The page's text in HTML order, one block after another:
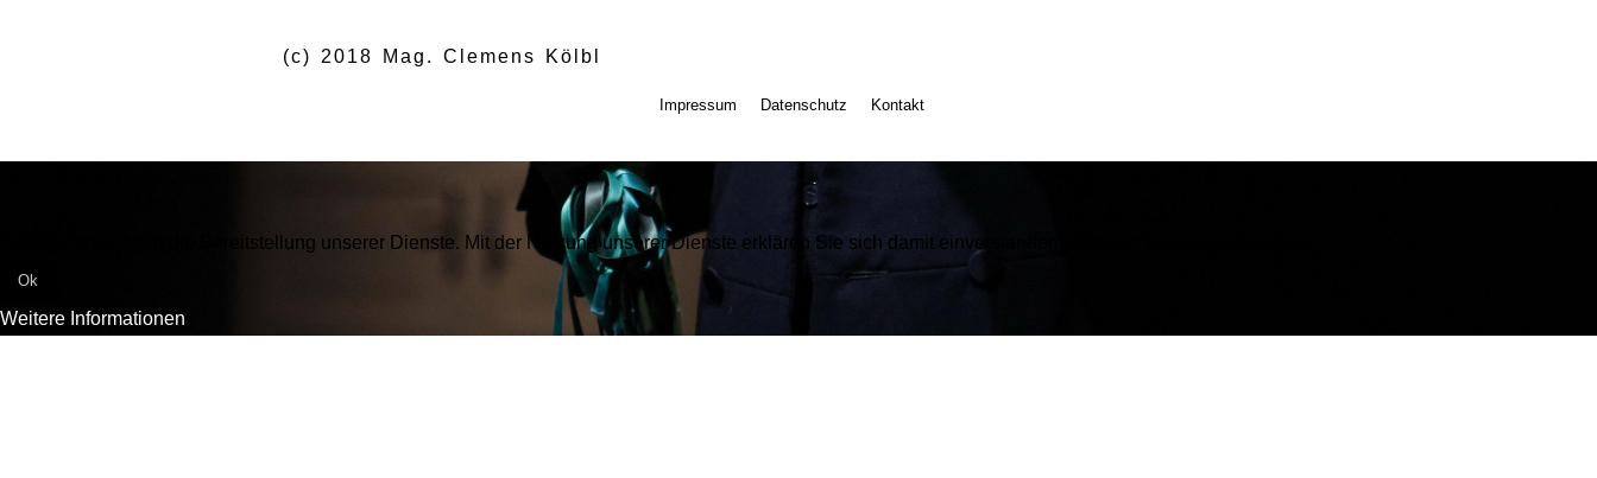
(c) 2018 Mag. Clemens Kölbl
Impressum Datenschutz Kontakt
Cookies erleichtern die Bereitstellung unserer Dienste. Mit der Nutzung unserer Dienste erklären Sie sich damit einverstanden, dass wir Cookies verwenden.
Ok
Weitere Informationen